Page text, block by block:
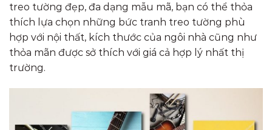
treo tường đẹp, đa dạng mẫu mã, bạn có thể thỏa
thích lựa chọn những bức tranh treo tường phù
hợp với nội thất, kích thước của ngôi nhà cũng như
thỏa mãn được sở thích với giá cả hợp lý nhất thị
trường.